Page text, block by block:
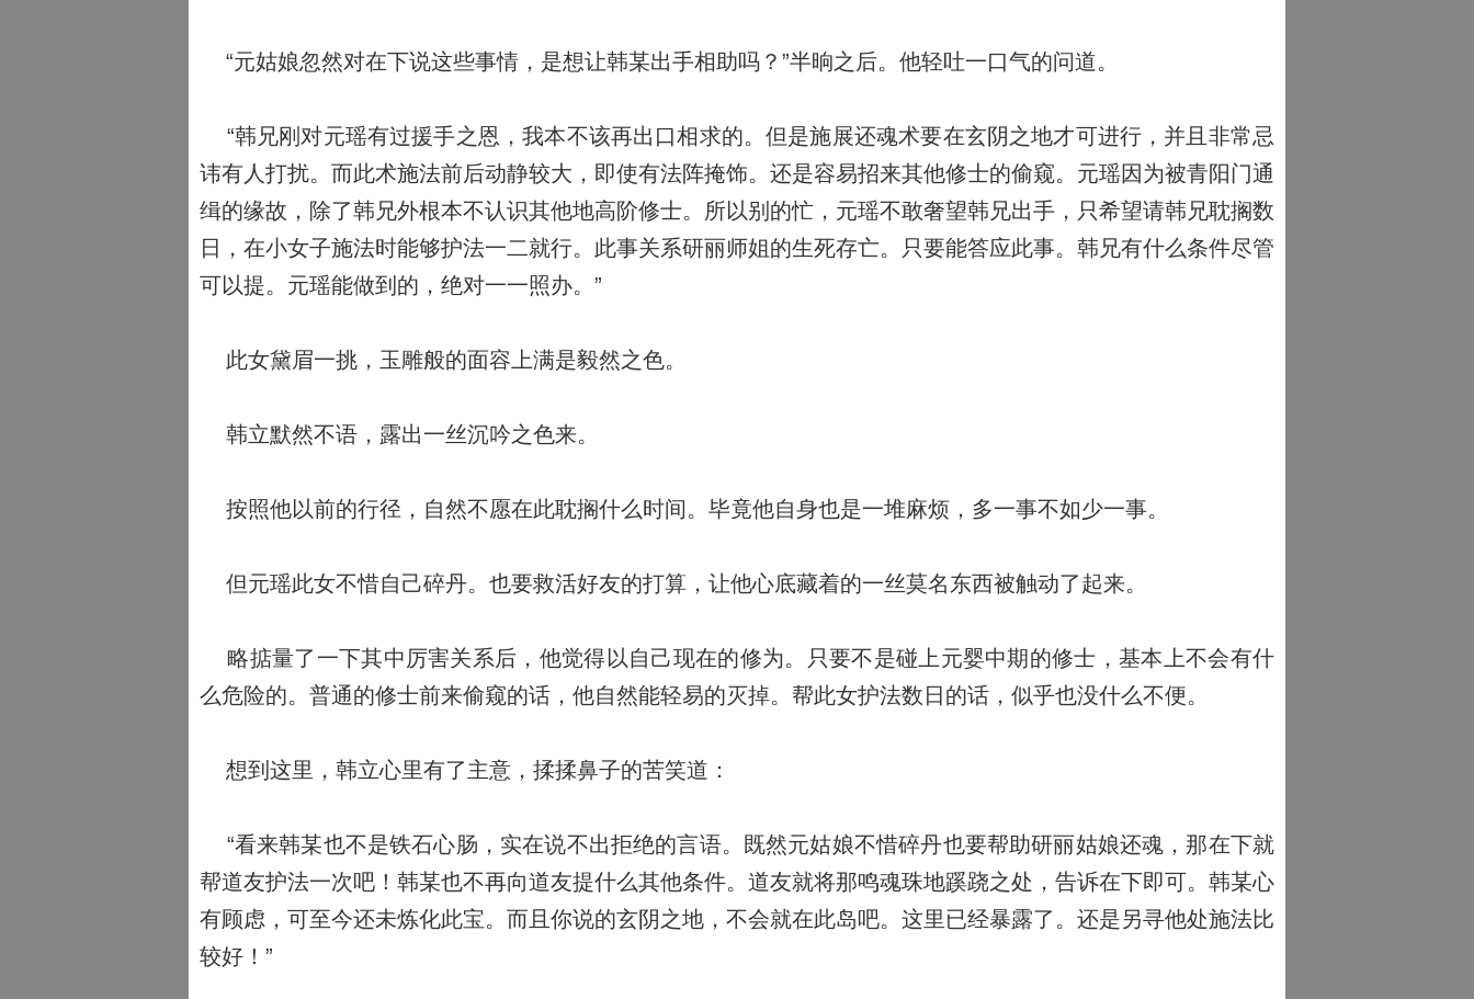
“元姑娘忽然对在下说这些事情，是想让韩某出手相助吗？”半晌之后。他轻吐一口气的问道。
“韩兄刚对元瑶有过援手之恩，我本不该再出口相求的。但是施展还魂术要在玄阴之地才可进行，并且非常忌
讳有人打扰。而此术施法前后动静较大，即使有法阵掩饰。还是容易招来其他修士的偷窥。元瑶因为被青阳门通
缉的缘故，除了韩兄外根本不认识其他地高阶修士。所以别的忙，元瑶不敢奢望韩兄出手，只希望请韩兄耽搁数
日，在小女子施法时能够护法一二就行。此事关系研丽师姐的生死存亡。只要能答应此事。韩兄有什么条件尽管
可以提。元瑶能做到的，绝对一一照办。”
此女黛眉一挑，玉雕般的面容上满是毅然之色。
韩立默然不语，露出一丝沉吟之色来。
按照他以前的行径，自然不愿在此耽搁什么时间。毕竟他自身也是一堆麻烦，多一事不如少一事。
但元瑶此女不惜自己碎丹。也要救活好友的打算，让他心底藏着的一丝莫名东西被触动了起来。
略掂量了一下其中厉害关系后，他觉得以自己现在的修为。只要不是碰上元婴中期的修士，基本上不会有什
么危险的。普通的修士前来偷窥的话，他自然能轻易的灭掉。帮此女护法数日的话，似乎也没什么不便。
想到这里，韩立心里有了主意，揉揉鼻子的苦笑道：
“看来韩某也不是铁石心肠，实在说不出拒绝的言语。既然元姑娘不惜碎丹也要帮助研丽姑娘还魂，那在下就
帮道友护法一次吧！韩某也不再向道友提什么其他条件。道友就将那鸣魂珠地蹊跷之处，告诉在下即可。韩某心
有顾虑，可至今还未炼化此宝。而且你说的玄阴之地，不会就在此岛吧。这里已经暴露了。还是另寻他处施法比
较好！”